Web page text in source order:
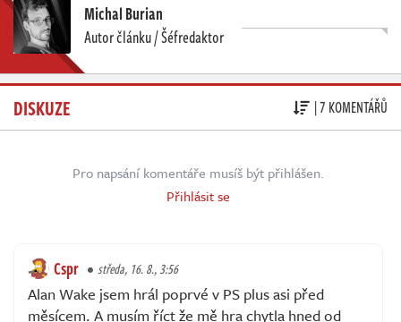
Michal Burian
Autor článku / Šéfredaktor
DISKUZE | 7 KOMENTÁŘŮ
Pro napsání komentáře musíš být přihlášen.
Přihlásit se
Cspr středa, 16. 8., 3:56
Alan Wake jsem hrál poprvé v PS plus asi před
měsícem. A musím říct že mě hra chytla hned od